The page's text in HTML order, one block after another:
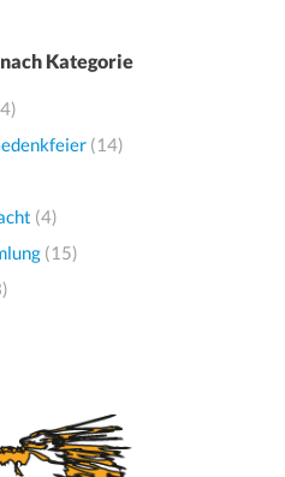
Kategorie
(14)
(4)
(15)